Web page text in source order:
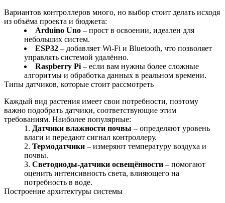
Вариантов контроллеров много, но выбор стоит делать исходя
из объёма проекта и бюджета:
Arduino Uno – прост в освоении, идеален для
небольших систем.
ESP32 – добавляет Wi‑Fi и Bluetooth, что позволяет
управлять системой удалённо.
Raspberry Pi – если вам нужны более сложные
алгоритмы и обработка данных в реальном времени.
Типы датчиков, которые стоит рассмотреть
Каждый вид растения имеет свои потребности, поэтому
важно подобрать датчики, соответствующие этим
требованиям. Наиболее популярные:
Датчики влажности почвы – определяют уровень
влаги и передают сигнал контроллеру.
Термодатчики – измеряют температуру воздуха и
почвы.
Светодиоды-датчики освещённости – помогают
оценить интенсивность света, влияющего на
потребность в воде.
Построение архитектуры системы